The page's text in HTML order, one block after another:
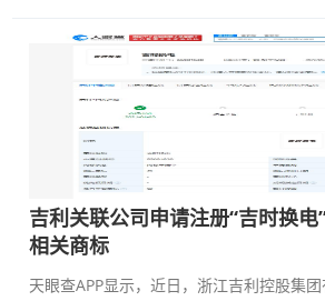
吉利关联公司申请注册“吉时换电
相关商标
天眼查APP显示，近日，浙江吉利控股集